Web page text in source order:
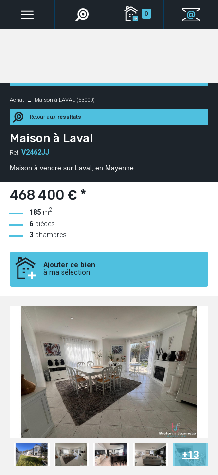
0
Achat Maison à LAVAL (53000)
Retour aux résultats
Maison à Laval
Ref. V2462JJ
Maison à vendre sur Laval, en Mayenne
468 400 € *
185 m2
6 pièces
3 chambres
Ajouter ce bien
à ma sélection
+13